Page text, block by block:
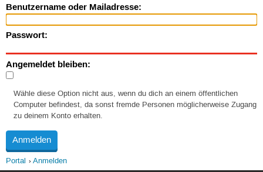
Benutzername oder Mailadresse:
Passwort:
Angemeldet bleiben:
Wähle diese Option nicht aus, wenn du dich an einem öffentlichen
Computer befindest, da sonst fremde Personen möglicherweise Zugang
zu deinem Konto erhalten.
Portal Anmelden